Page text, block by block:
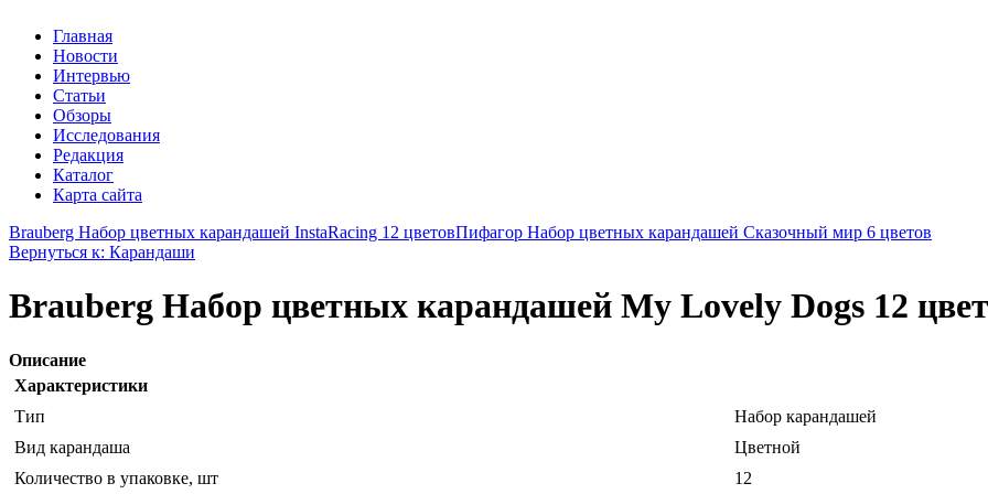
Главная
Новости
Интервью
Статьи
Обзоры
Исследования
Редакция
Каталог
Карта сайта
Brauberg Набор цветных карандашей InstaRacing 12 цветовПифагор Набор цветных карандашей Сказочный мир 6 цветов
Вернуться к: Карандаши
Brauberg Набор цветных карандашей My Lovely Dogs 12
Описание
Характеристики
Тип
Набор карандашей
Вид карандаша
Цветной
Количество в упаковке, шт
12